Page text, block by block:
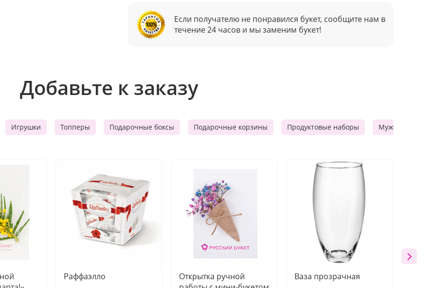
Если получателю не понравился букет, сообщите нам в
течение 24 часов и мы заменим букет!
Добавьте к заказу
Игрушки Топперы Подарочные боксы Подарочные корзины Продуктовые наборы Мужские
Раффаэлло
Открытка ручной
Ваза прозрачная